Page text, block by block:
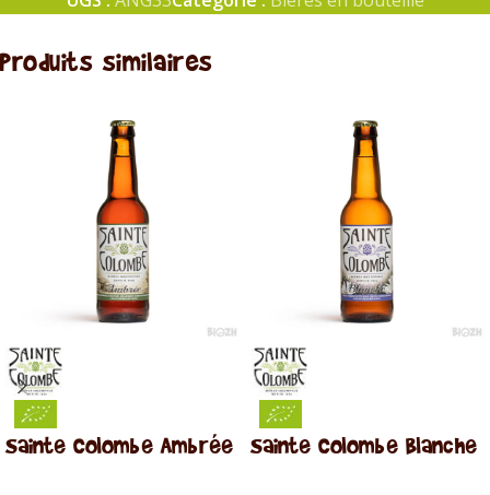
Produits similaires
Sainte Colombe Ambrée Sainte Colombe Blanche